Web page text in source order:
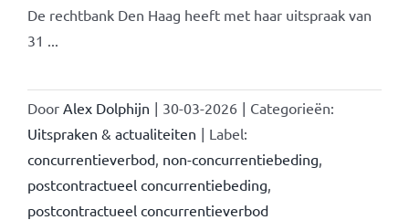
De rechtbank Den Haag heeft met haar uitspraak van
31 ...
Door Alex Dolphijn | 30-03-2026 | Categorieën:
Uitspraken & actualiteiten | Label:
concurrentieverbod, non-concurrentiebeding
postcontractueel concurrentiebeding
postcontractueel concurrentieverbod